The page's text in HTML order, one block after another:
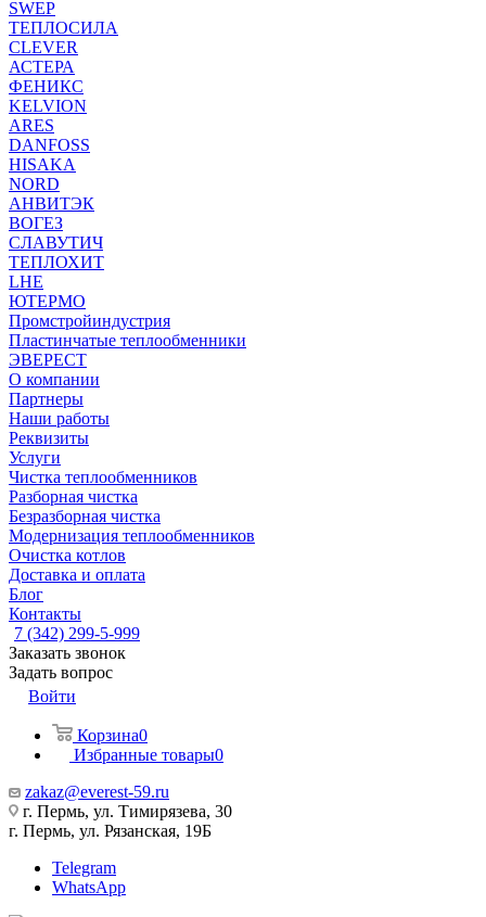
SWEP
ТЕПЛОСИЛА
CLEVER
АСТЕРА
ФЕНИКС
KELVION
ARES
DANFOSS
HISAKA
NORD
АНВИТЭК
ВОГЕЗ
СЛАВУТИЧ
ТЕПЛОХИТ
LHE
ЮТЕРМО
Промстройиндустрия
Пластинчатые теплообменники
ЭВЕРЕСТ
О компании
Партнеры
Наши работы
Реквизиты
Услуги
Чистка теплообменников
Разборная чистка
Безразборная чистка
Модернизация теплообменников
Очистка котлов
Доставка и оплата
Блог
Контакты
7 (342) 299-5-999
Заказать звонок
Задать вопрос
Войти
Корзина0
Избранные товары0
zakaz@everest-59.ru
г. Пермь, ул. Тимирязева, 30
г. Пермь, ул. Рязанская, 19Б
Telegram
WhatsApp